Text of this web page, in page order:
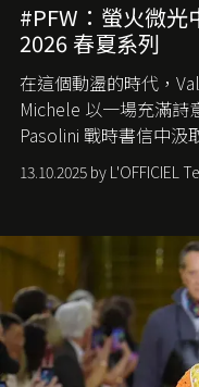
#PFW：螢火微
2026 春夏系列
在這個動盪的時代，
Michele 以一場充滿詩
Pasolini 戰時書信中汲
中找尋希望的微光。
13.10.2025 by L'OFFICIEL